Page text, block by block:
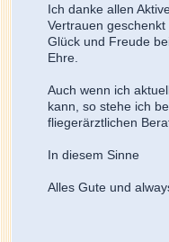
Ich danke allen
Vertrauen
Glück und Freude
Ehre.
Auch wenn ich
kann, so stehe ich
fliegerärztlichen
In diesem Sinne
Alles Gute und